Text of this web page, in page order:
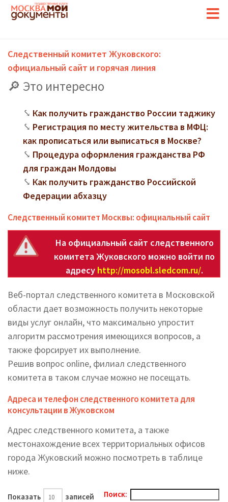
Следственный комитет Жуковского:
официальный сайт и горячая линия
Это интересно
Как получить гражданство России таджику
Регистрация по месту жительства в МФЦ:
как прописаться или выписаться в Москве?
Процедура оформления гражданства РФ
для граждан Молдовы
Как получить гражданство Российской
Федерации абхазцу
Следственный комитет Москвы: официальный сайт
На официальный сайт следственного
комитета Жуковского можно войти по
адресу http://mosobl.sledcom.ru/.
Веб-портал следственного комитета в Московской
области дает возможность получить некоторые
виды услуг онлайн, что максимально упростит
алгоритм рассмотрения имеющихся вопросов, а
также форсирует их выполнение.
Решив вопрос online, филиал следственного
комитета в таком случае можно не посещать.
Адреса и телефон следственного комитета для
консультации в Жуковском
Адрес следственного комитета, а также
местонахождение всех территориальных офисов
города Жуковский можно посмотреть в таблице
ниже.
Показать записей Поиск: